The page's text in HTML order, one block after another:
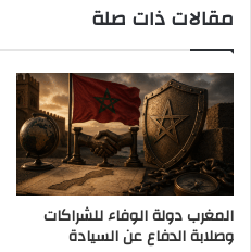
مقالات ذات صلة
المغرب دولة الوفاء للشراكات
وصلابة الدفاع عن السيادة